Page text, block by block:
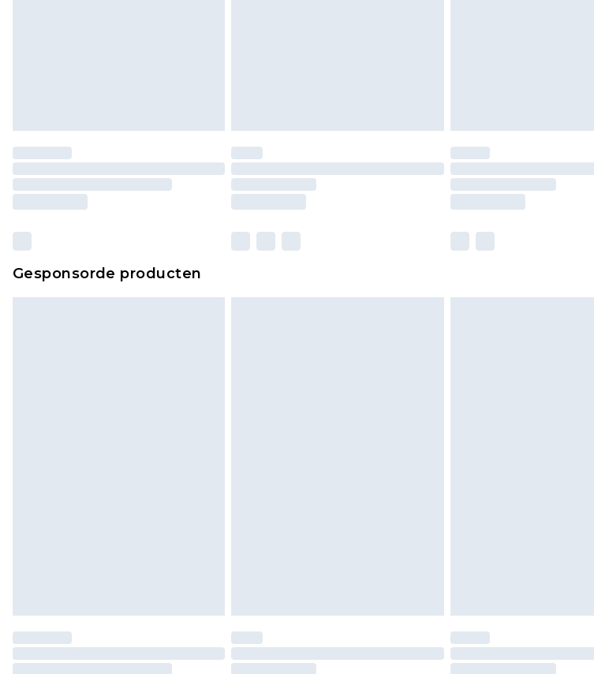
Gesponsorde producten